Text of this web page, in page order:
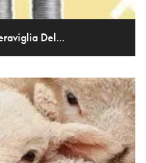
Del...